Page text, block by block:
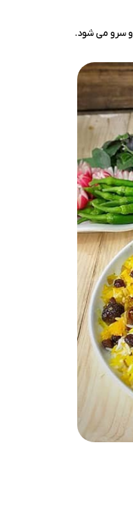
و سرو می شود.